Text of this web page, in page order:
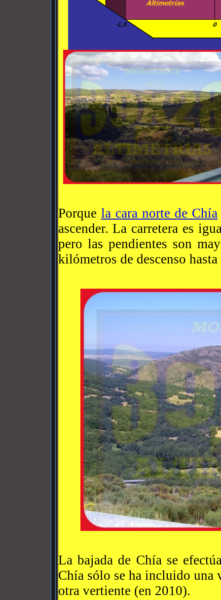
Porque la cara norte de Chía
ascender. La carretera es
pero las pendientes son
kilómetros de descenso
La bajada de Chía se
Chía sólo se ha incluido una
otra vertiente (en 2010).